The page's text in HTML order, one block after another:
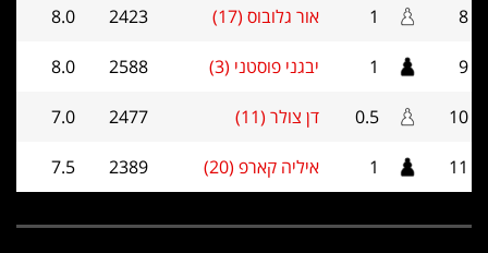
8
1 אור גלובוס (17) 2423
8.0
9
1 יבגני פוסטני (3) 2588
8.0
10
0.5 דן צולר (11) 2477
7.0
11
1 איליה קארפ (20) 2389
7.5